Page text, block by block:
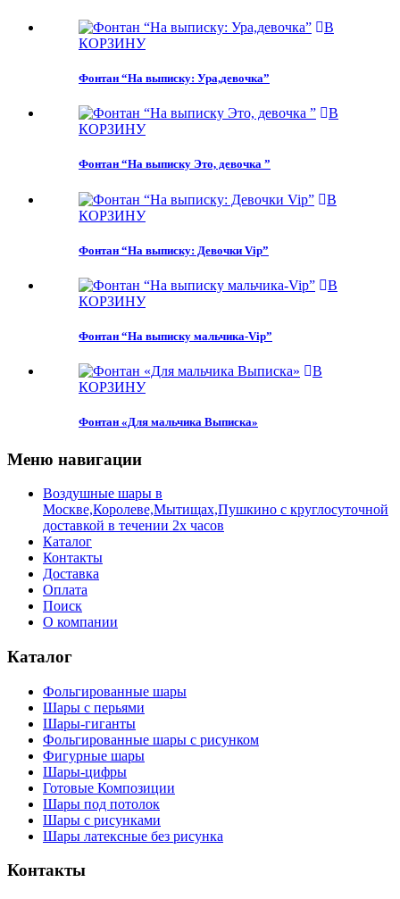
В
КОРЗИНУ
Фонтан “На выписку: Ура,девочка”
В
КОРЗИНУ
Фонтан “На выписку Это, девочка ”
В
КОРЗИНУ
Фонтан “На выписку: Девочки Vip”
В
КОРЗИНУ
Фонтан “На выписку мальчика-Vip”
В
КОРЗИНУ
Фонтан «Для мальчика Выписка»
Меню навигации
Воздушные шары в
Москве,Королеве,Мытищах,Пушкино с круглосуточной
доставкой в течении 2х часов
Каталог
Контакты
Доставка
Оплата
Поиск
О компании
Каталог
Фольгированные шары
Шары с перьями
Шары-гиганты
Фольгированные шары с рисунком
Фигурные шары
Шары-цифры
Готовые Композиции
Шары под потолок
Шары с рисунками
Шары латексные без рисунка
Контакты